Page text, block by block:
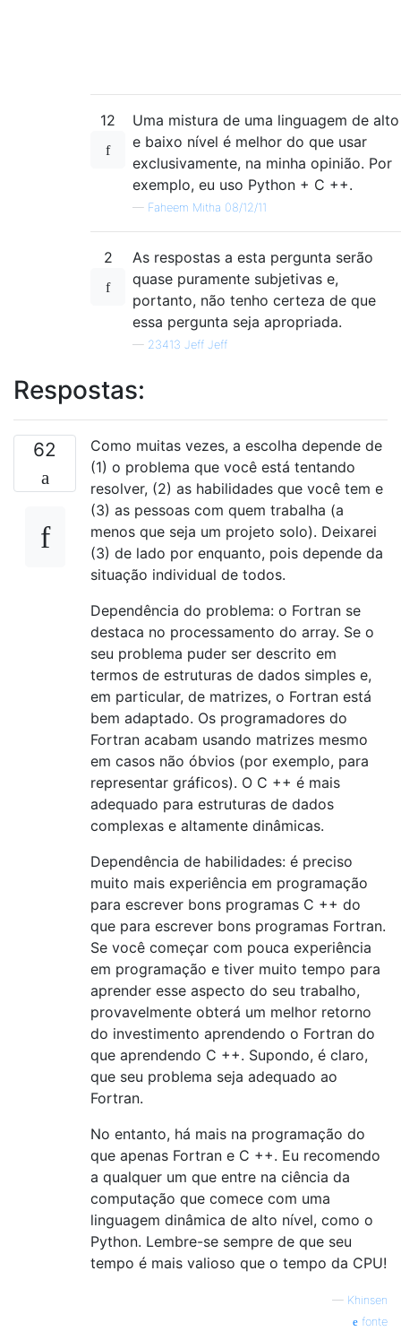
12
Uma mistura de uma linguagem de alto
e baixo nível é melhor do que usar
exclusivamente, na minha opinião. Por
exemplo, eu uso Python + C ++.
— Faheem Mitha 08/12/11
2
As respostas a esta pergunta serão
quase puramente subjetivas e,
portanto, não tenho certeza de que
essa pergunta seja apropriada.
— 23413 Jeff Jeff
Respostas:
62
Como muitas vezes, a escolha depende de
(1) o problema que você está tentando
resolver, (2) as habilidades que você tem e
(3) as pessoas com quem trabalha (a
menos que seja um projeto solo). Deixarei
(3) de lado por enquanto, pois depende da
situação individual de todos.
Dependência do problema: o Fortran se
destaca no processamento do array. Se o
seu problema puder ser descrito em
termos de estruturas de dados simples e,
em particular, de matrizes, o Fortran está
bem adaptado. Os programadores do
Fortran acabam usando matrizes mesmo
em casos não óbvios (por exemplo, para
representar gráficos). O C ++ é mais
adequado para estruturas de dados
complexas e altamente dinâmicas.
Dependência de habilidades: é preciso
muito mais experiência em programação
para escrever bons programas C ++ do
que para escrever bons programas Fortran.
Se você começar com pouca experiência
em programação e tiver muito tempo para
aprender esse aspecto do seu trabalho,
provavelmente obterá um melhor retorno
do investimento aprendendo o Fortran do
que aprendendo C ++. Supondo, é claro,
que seu problema seja adequado ao
Fortran.
No entanto, há mais na programação do
que apenas Fortran e C ++. Eu recomendo
a qualquer um que entre na ciência da
computação que comece com uma
linguagem dinâmica de alto nível, como o
Python. Lembre-se sempre de que seu
tempo é mais valioso que o tempo da CPU!
— Khinsen
fonte